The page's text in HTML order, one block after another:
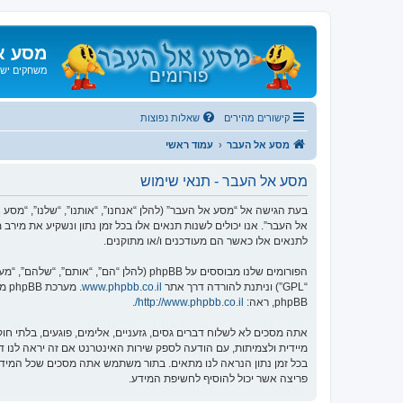
מסע
משחקים
קישורים מהירים שאלות נפוצות
מסע אל העבר עמוד ראשי
מסע אל העבר - תנאי שימוש
אל העבר”. אנו יכולים לשנות תנאים אלו בכל זמן נתון ונשקיע את
לתנאים אלו כאשר הם מעודכנים ו/או מתוקנים.
הפורומים שלנו מבוססים על phpBB (להלן “הם”, “אותם”, “שלהם”, “מערכת phpBB”, “www.phpbb.co.il”, “קבוצת phpBB”, “צוות phpBB הישראלי”) אשר הינה מערכת בולטיין המשוחררת תחת הסכם “
“GPL”) וניתנת להורדה דרך אתר
www.phpbb.co.il
phpBB, ראה:
http://www.phpbb.co.il/
.
אתה מסכים לא לשלוח דברים גסים, גזעניים, אלימים, פוגעים,
פריצה אשר יכול להוסיף לחשיפת המידע.